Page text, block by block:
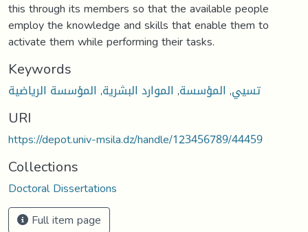
this through its members so that the available people
employ the knowledge and skills that enable them to
activate them while performing their tasks.
Keywords
تسيي, المؤسسة, الموارد البشرية, المؤسسة الرياضية
URI
https://depot.univ-msila.dz/handle/123456789/44459
Collections
Doctoral Dissertations
Full item page